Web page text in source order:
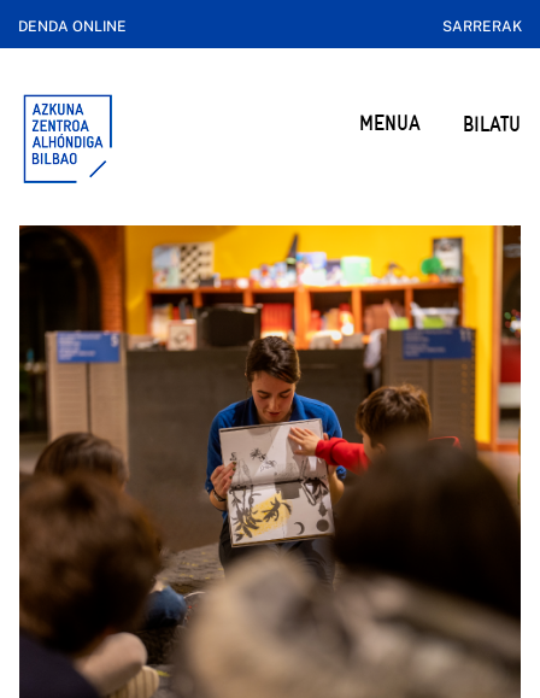
DENDA ONLINE SARRERAK
MENUA BILATU